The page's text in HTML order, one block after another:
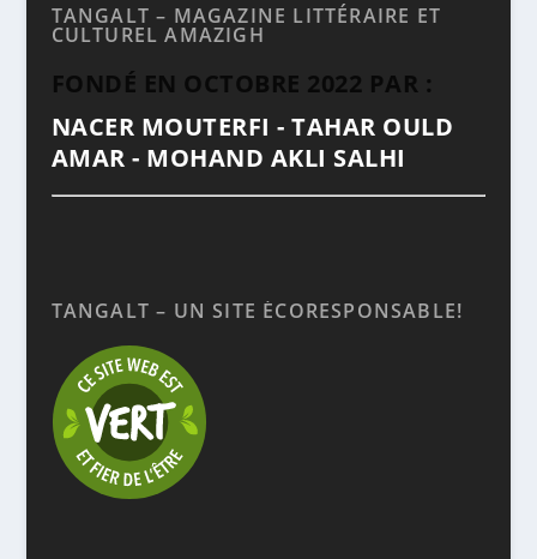
TANGALT – MAGAZINE LITTÉRAIRE ET
CULTUREL AMAZIGH
FONDÉ EN OCTOBRE 2022 PAR :
NACER MOUTERFI - TAHAR OULD
AMAR - MOHAND AKLI SALHI
TANGALT – UN SITE ÉCORESPONSABLE!